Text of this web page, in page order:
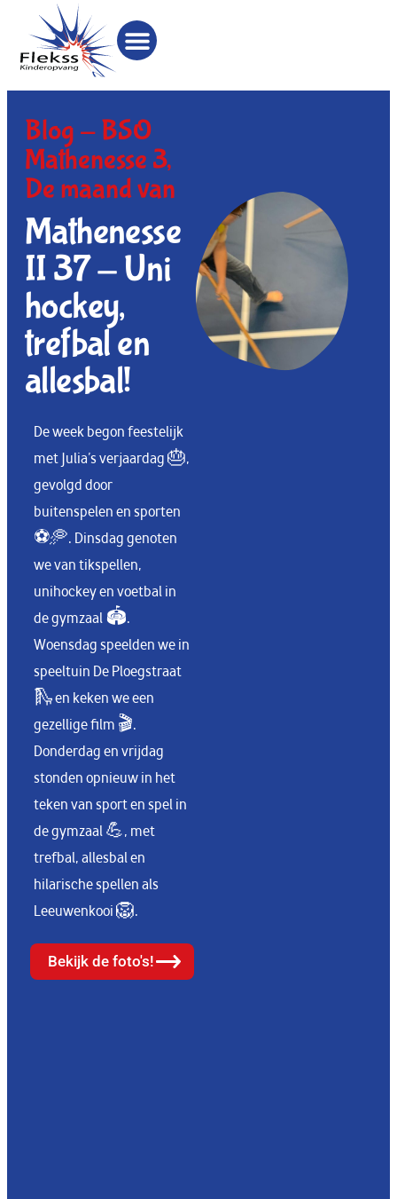
Blog -BSO
Mathenesse 3,
De maand van
Mathenesse
II 37 - Uni
hockey,
trefbal en
allesbal!
De week begon feestelijk
met Julia’s verjaardag 🎂,
gevolgd door
buitenspelen en sporten
⚽🥏. Dinsdag genoten
we van tikspellen,
unihockey en voetbal in
de gymzaal 🏟️.
Woensdag speelden we in
speeltuin De Ploegstraat
🛝 en keken we een
gezellige film 🎬.
Donderdag en vrijdag
stonden opnieuw in het
teken van sport en spel in
de gymzaal 💪, met
trefbal, allesbal en
hilarische spellen als
Leeuwenkooi 🦁.
Bekijk de foto's!